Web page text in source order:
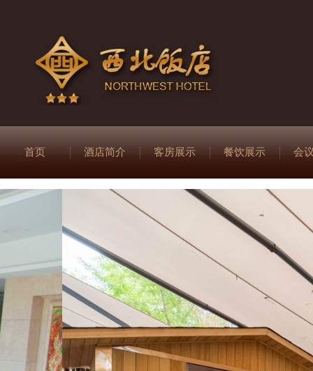
首页 酒店简介 客房展示 餐饮展示 会